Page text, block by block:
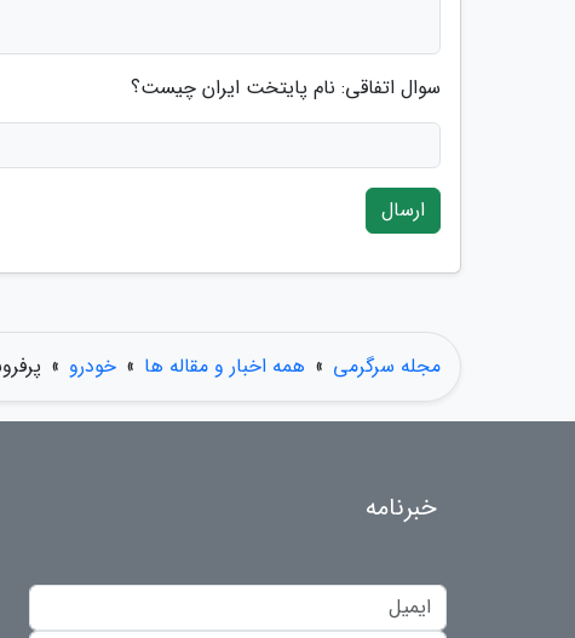
سوال اتفاقی: نام پایتخت ایران چیست؟
ارسال
مجله سرگرمی » همه اخبار و مقاله ها » خودرو »
خبرنامه